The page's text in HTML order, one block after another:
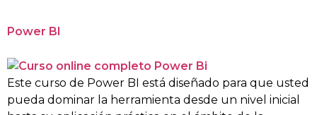
Power BI
Este curso de Power BI está diseñado para que usted
pueda dominar la herramienta desde un nivel inicial